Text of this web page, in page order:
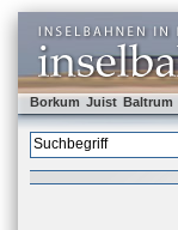
Borkum Juist Baltrum